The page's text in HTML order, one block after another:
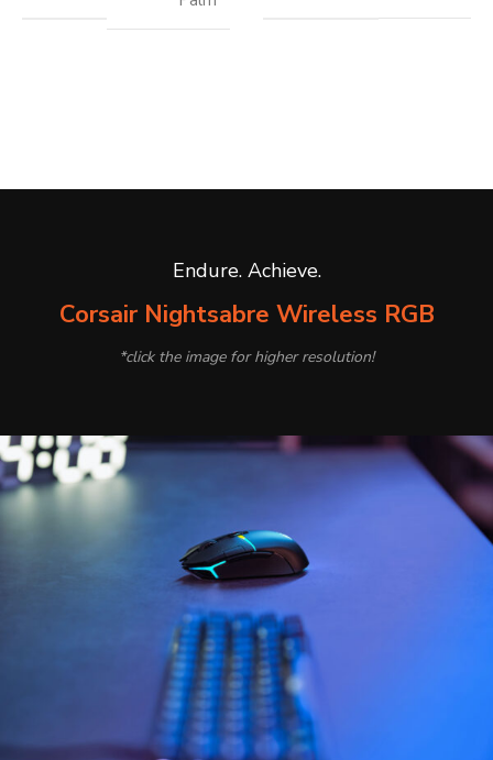
Endure. Achieve.
Corsair Nightsabre Wireless RGB
*click the image for higher resolution!